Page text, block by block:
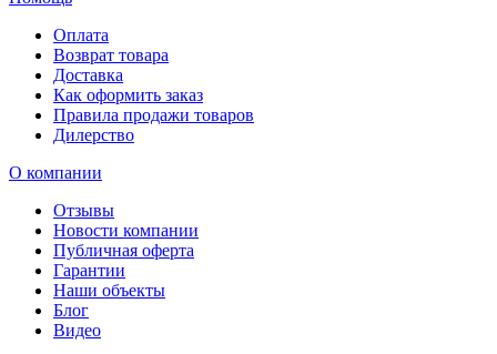
Оплата
Возврат товара
Доставка
Как оформить заказ
Правила продажи товаров
Дилерство
О компании
Отзывы
Новости компании
Публичная оферта
Гарантии
Наши объекты
Блог
Видео